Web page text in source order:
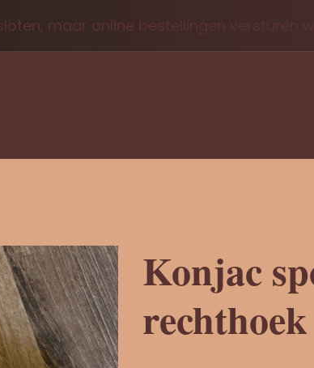
maar online bestellingen versturen
Konjac
rechthoek